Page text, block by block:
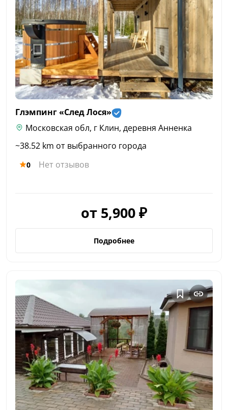
Глэмпинг «СледЛося»
Московская обл, г Клин, деревня Анненка
~38.52 km от выбранного города
0 Нет отзывов
от 5,900 ₽
Подробнее